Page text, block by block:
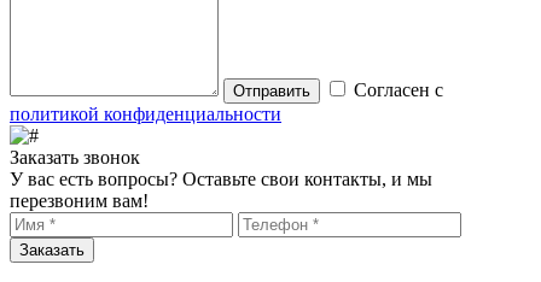
Отправить
Согласен с
политикой конфиденциальности
Заказать звонок
У вас есть вопросы? Оставьте свои контакты, и мы
перезвоним вам!
Заказать